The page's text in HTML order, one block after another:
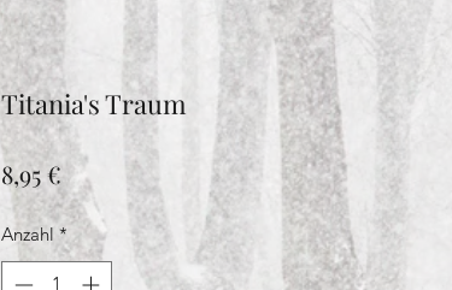
Titania's Traum
8,95 €Preis
Anzahl *